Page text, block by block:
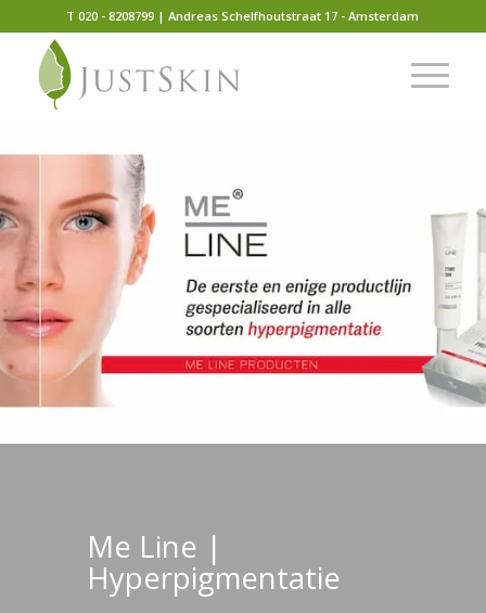
T 020 - 8208799 | Andreas Schelfhoutstraat 17 - Amsterdam
Me Line |
Hyperpigmentatie